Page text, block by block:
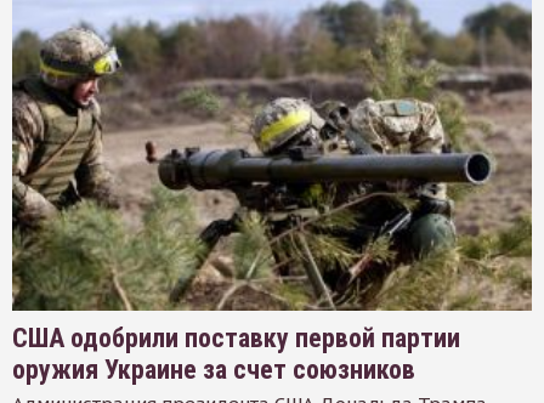
США одобрили поставку первой партии
оружия Украине за счет союзников